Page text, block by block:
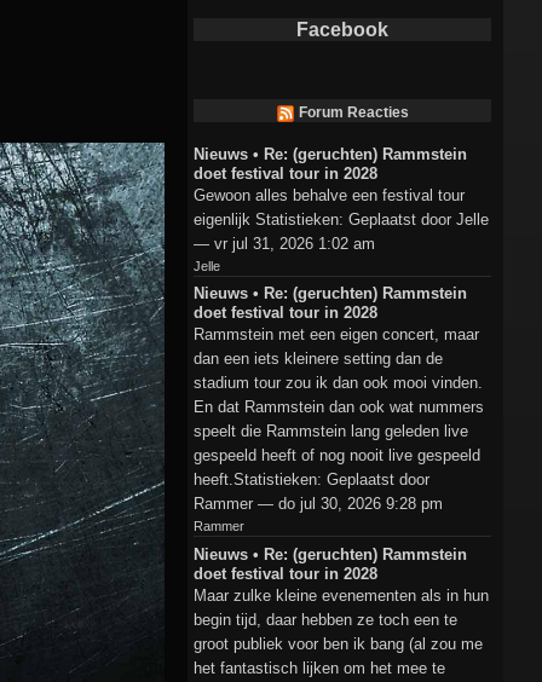
Facebook
Forum Reacties
Nieuws • Re: (geruchten) Rammstein
doet festival tour in 2028
Gewoon alles behalve een festival tour
eigenlijk Statistieken: Geplaatst door Jelle
— vr jul 31, 2026 1:02 am
Jelle
Nieuws • Re: (geruchten) Rammstein
doet festival tour in 2028
Rammstein met een eigen concert, maar
dan een iets kleinere setting dan de
stadium tour zou ik dan ook mooi vinden.
En dat Rammstein dan ook wat nummers
speelt die Rammstein lang geleden live
gespeeld heeft of nog nooit live gespeeld
heeft.Statistieken: Geplaatst door
Rammer — do jul 30, 2026 9:28 pm
Rammer
Nieuws • Re: (geruchten) Rammstein
doet festival tour in 2028
Maar zulke kleine evenementen als in hun
begin tijd, daar hebben ze toch een te
groot publiek voor ben ik bang (al zou me
het fantastisch lijken om het mee te